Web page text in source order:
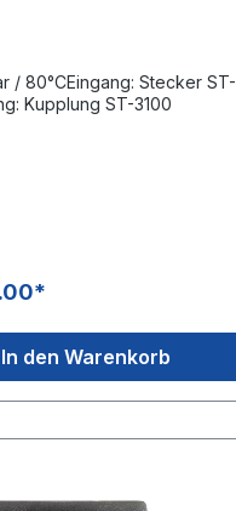
/ 80°CEingang: Stecker ST-
Kupplung ST-3100
In den Warenkorb